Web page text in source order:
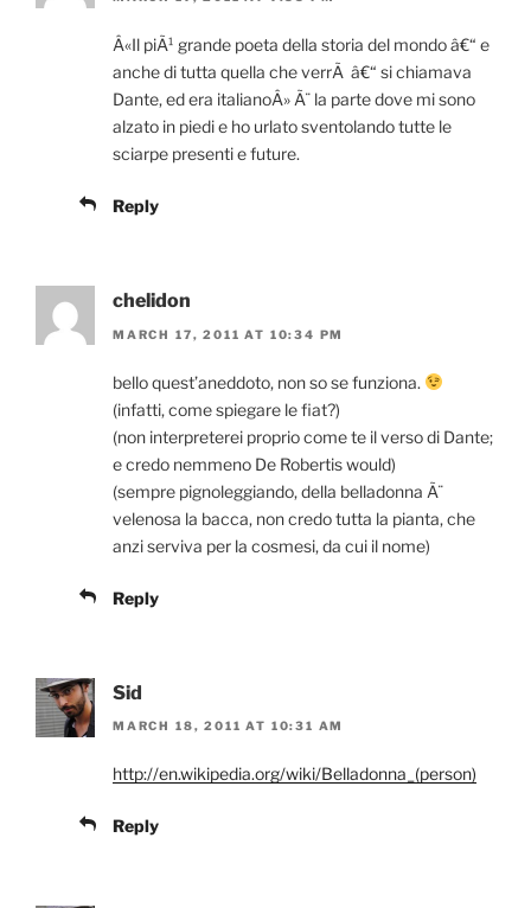
Â«Il piÃ¹ grande poeta della storia del mondo â€“ e
anche di tutta quella che verrÃ â€“ si chiamava
Dante, ed era italianoÂ» Ã¨ la parte dove mi sono
alzato in piedi e ho urlato sventolando tutte le
sciarpe presenti e future.
Reply
chelidon
MARCH 17, 2011 AT 10:34 PM
bello quest’aneddoto, non so se funziona.
(infatti, come spiegare le fiat?)
(non interpreterei proprio come te il verso di Dante;
e credo nemmeno De Robertis would)
(sempre pignoleggiando, della belladonna Ã¨
velenosa la bacca, non credo tutta la pianta, che
anzi serviva per la cosmesi, da cui il nome)
Reply
Sid
MARCH 18, 2011 AT 10:31 AM
http://en.wikipedia.org/wiki/Belladonna_(person)
Reply